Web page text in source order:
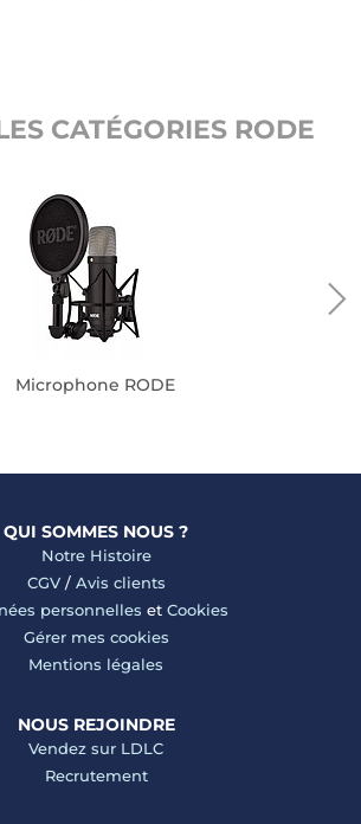
CATÉGORIES RODE
Microphone RODE
QUI SOMMES NOUS ?
Notre Histoire
CGV/ Avis clients
personnelles et Cookies
Gérer mes cookies
Mentions légales
NOUS REJOINDRE
Vendez sur LDLC
Recrutement